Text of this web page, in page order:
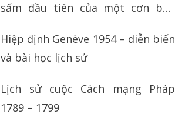
sấm đầu tiên của một cơn bão
Hiệp định Genève 1954 – diễn biến
và bài học lịch sử
Lịch sử cuộc Cách mạng Pháp
1789 – 1799